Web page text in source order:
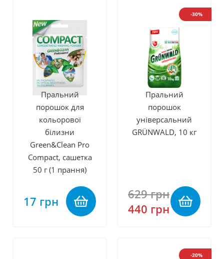
Пральний
порошок для
кольорової
білизни
Green&Clean Pro
Compact, сашетка
50 г (1 прання)
17 грн
-30%
Пральний
порошок
універсальний
GRÜNWALD, 10 кг
629 грн
440 грн
-20%